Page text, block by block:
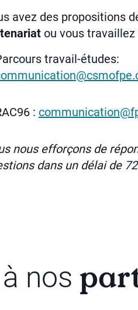
avez des propositions
ou vous
travail-études:
:
nous efforçons de
dans un délai de
nos